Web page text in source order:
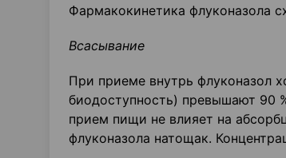
Фармакокинетика флуконазола
Всасывание
При приеме внутрь флуконазол
биодоступность) превышают 90
прием пищи не влияет на
флуконазола натощак.